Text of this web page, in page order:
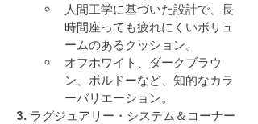
人間工学に基づいた設計で、長
時間座っても疲れにくいボリュ
ームのあるクッション。
オフホワイト、ダークブラウ
ン、ボルドーなど、知的なカラ
ーバリエーション。
3. ラグジュアリー・システム＆コーナー